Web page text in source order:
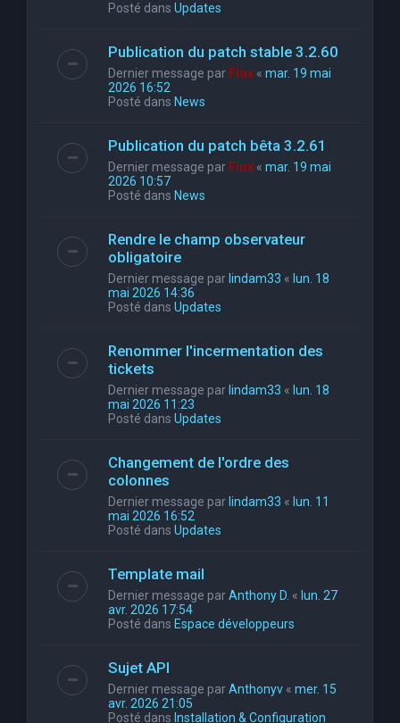
Posté dans Updates
Publication du patch stable 3.2.60
Dernier message par Flox « mar. 19 mai
2026 16:52
Posté dans News
Publication du patch bêta 3.2.61
Dernier message par Flox « mar. 19 mai
2026 10:57
Posté dans News
Rendre le champ observateur
obligatoire
Dernier message par lindam33 « lun. 18
mai 2026 14:36
Posté dans Updates
Renommer l'incermentation des
tickets
Dernier message par lindam33 « lun. 18
mai 2026 11:23
Posté dans Updates
Changement de l'ordre des
colonnes
Dernier message par lindam33 « lun. 11
mai 2026 16:52
Posté dans Updates
Template mail
Dernier message parAnthony D. « lun. 27
avr. 2026 17:54
Posté dans Espace développeurs
Sujet API
Dernier message parAnthonyv « mer. 15
avr. 2026 21:05
Posté dans Installation & Configuration